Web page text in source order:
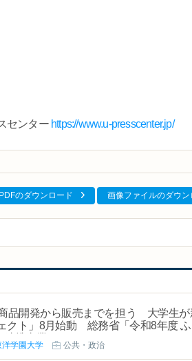
センター https://www.u-presscenter.jp/
のダウンロード 画像ファイルのダウン
品開発から販売までを担う 大学生
クト」8月始動 総務省「令和8年度
洋学園大学 公共・政治